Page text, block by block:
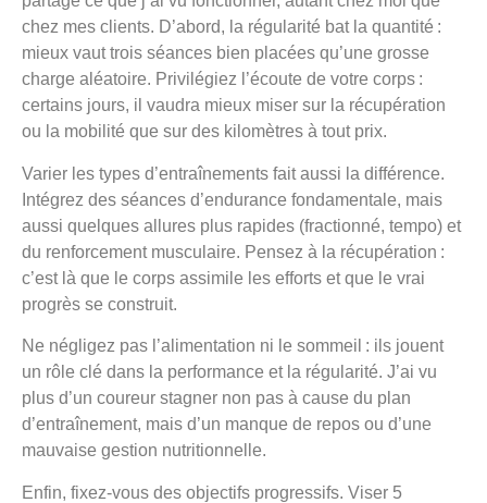
chez mes clients. D’abord, la régularité bat la quantité :
mieux vaut trois séances bien placées qu’une grosse
charge aléatoire. Privilégiez l’écoute de votre corps :
certains jours, il vaudra mieux miser sur la récupération
ou la mobilité que sur des kilomètres à tout prix.
Varier les types d’entraînements fait aussi la différence.
Intégrez des séances d’endurance fondamentale, mais
aussi quelques allures plus rapides (fractionné, tempo) et
du renforcement musculaire. Pensez à la récupération :
c’est là que le corps assimile les efforts et que le vrai
progrès se construit.
Ne négligez pas l’alimentation ni le sommeil : ils jouent
un rôle clé dans la performance et la régularité. J’ai vu
plus d’un coureur stagner non pas à cause du plan
d’entraînement, mais d’un manque de repos ou d’une
mauvaise gestion nutritionnelle.
Enfin, fixez-vous des objectifs progressifs. Viser 5